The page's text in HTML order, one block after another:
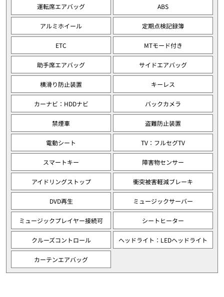
運転席エアバッグ ABS
アルミホイール 定期点検記録簿
ETC MTモード付き
助手席エアバッグ サイドエアバッグ
横滑り防止装置 キーレス
カーナビ：HDDナビ バックカメラ
禁煙車 盗難防止装置
電動シート TV：フルセグTV
スマートキー 障害物センサー
アイドリングストップ 衝突被害軽減ブレーキ
DVD再生 ミュージックサーバー
ミュージックプレイヤー接続可 シートヒーター
クルーズコントロール ヘッドライト：LEDヘッドライト
カーテンエアバッグ